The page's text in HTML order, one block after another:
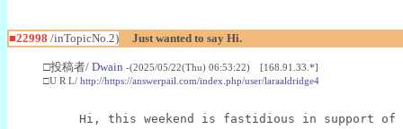
■22998 /inTopicNo.2) Just wanted to say Hi.
□投稿者/ Dwain -(2025/05/22(Thu) 06:53:22) [168.91.33.*]
□U R L/ http://https://answerpail.com/index.php/user/laraaldridge4
Hi, this weekend is fastidious in support of